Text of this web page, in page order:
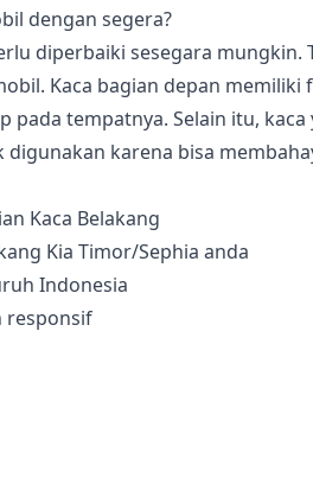
dengan segera?
diperbaiki sesegara mungkin.
Kaca bagian depan memiliki
tempatnya. Selain itu, kaca
karena bisa
Kia Timor/Sephia anda
Indonesia
responsif